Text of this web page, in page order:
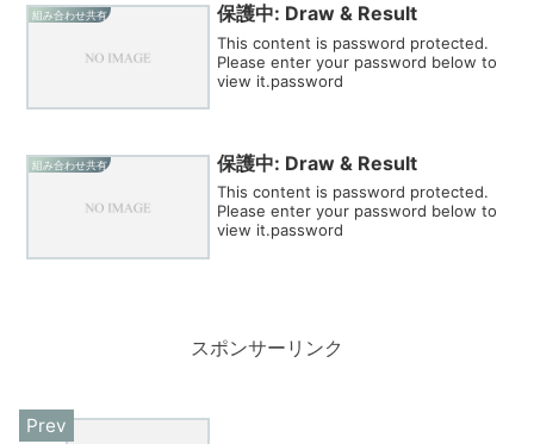
組み合わせ共有 保護中: Draw & Result
This content is password protected.
Please enter your password below to
view it.password
組み合わせ共有 保護中: Draw & Result
This content is password protected.
Please enter your password below to
view it.password
スポンサーリンク